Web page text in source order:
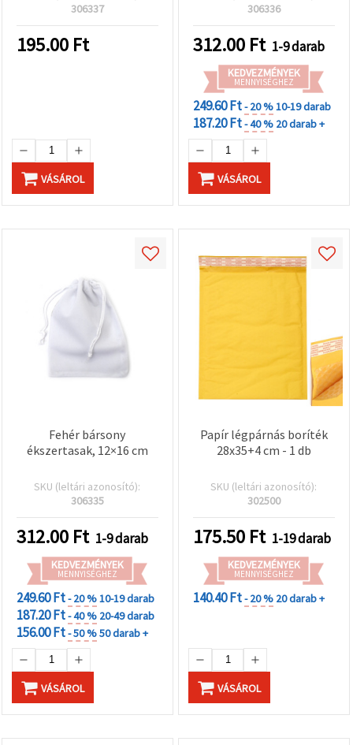
kattintva.
306337
195.00 Ft
VÁSÁROL
306336
312.00 Ft 1-9 darab
KEDVEZMÉNYEK
MENNYISÉGHEZ
249.60 Ft- 20 %10-19 darab
187.20 Ft- 40 % 20 darab +
VÁSÁROL
Fehér bársony
ékszertasak, 12×16 cm
SKU (leltári azonosító):
306335
312.00 Ft 1-9 darab
KEDVEZMÉNYEK
MENNYISÉGHEZ
249.60 Ft- 20 %10-19 darab
187.20 Ft- 40 % 20-49 darab
156.00 Ft- 50 %50 darab +
VÁSÁROL
Papír légpárnás boríték
28x35+4 cm - 1 db
SKU (leltári azonosító):
302500
175.50 Ft 1-19 darab
KEDVEZMÉNYEK
MENNYISÉGHEZ
140.40 Ft- 20 % 20 darab +
VÁSÁROL